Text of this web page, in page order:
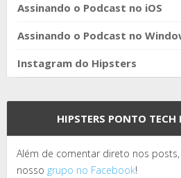
Assinando o Podcast no iOS
Assinando o Podcast no
Instagram do Hipsters
HIPSTERS PONTO TECH
Além de comentar direto nos
nosso grupo no Facebook!